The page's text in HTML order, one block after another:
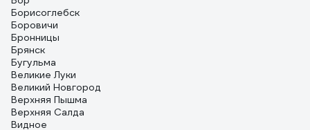
Борисоглебск
Боровичи
Бронницы
Брянск
Бугульма
Великие Луки
Великий Новгород
Верхняя Пышма
Верхняя Салда
Видное